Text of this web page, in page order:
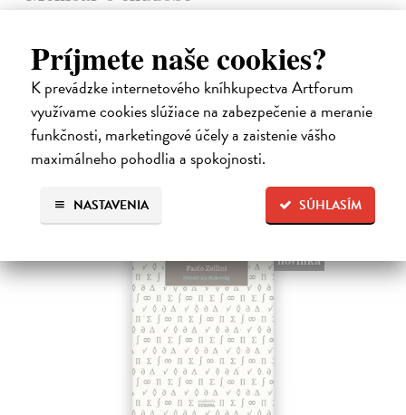
Príjmete naše cookies?
K prevádzke internetového kníhkupectva Artforum
využívame cookies slúžiace na zabezpečenie a meranie
funkčnosti, marketingové účely a zaistenie vášho
maximálneho pohodlia a spokojnosti.
SÚHLASÍM
NASTAVENIA
Tocqueville Alexis de| Kniha
osobností evropské politické filosofie 19. století je doplněn obšírnými
komentáři Ivo Budila, Jana Kellera a Gertrudy Himmelfalberové.
Od…
Na sklade ?
5,94 €
novinka